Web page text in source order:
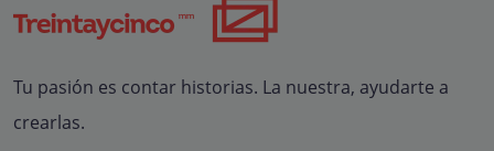
Tu pasión es contar historias. La nuestra, ayudarte a
crearlas.